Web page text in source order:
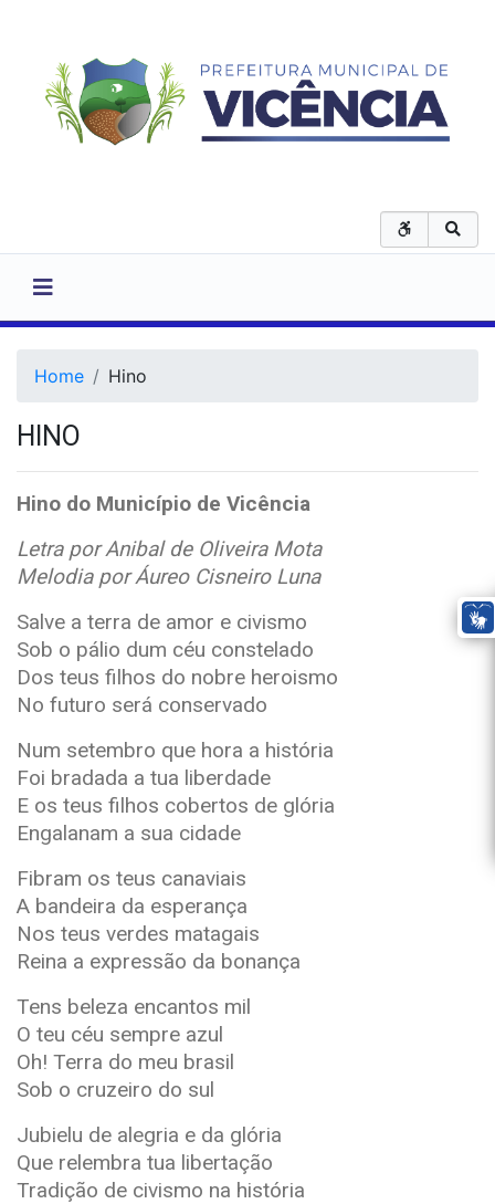
Home Hino
HINO
Hino do Município de Vicência
Letra por Anibal de Oliveira Mota
Melodia por Áureo Cisneiro Luna
Salve a terra de amor e civismo
Sob o pálio dum céu constelado
Dos teus filhos do nobre heroismo
No futuro será conservado
Num setembro que hora a história
Foi bradada a tua liberdade
E os teus filhos cobertos de glória
Engalanam a sua cidade
Fibram os teus canaviais
A bandeira da esperança
Nos teus verdes matagais
Reina a expressão da bonança
Tens beleza encantos mil
O teu céu sempre azul
Oh! Terra do meu brasil
Sob o cruzeiro do sul
Jubielu de alegria e da glória
Que relembra tua libertação
Tradição de civismo na história